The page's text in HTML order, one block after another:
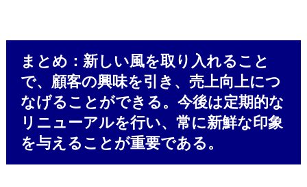
まとめ：新しい風を取り入れること
で、顧客の興味を引き、売上向上につ
なげることができる。今後は定期的な
リニューアルを行い、常に新鮮な印象
を与えることが重要である。